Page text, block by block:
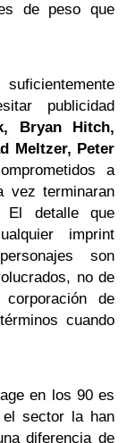
de peso que
publicidad
Bryan Hitch,
Meltzer, Peter
a
vez terminaran
El detalle que
imprint
son
no de
de
cuando
en los 90 es
sector la han
diferencia de